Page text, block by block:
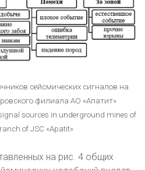
сейсмических сигналов на
филиала АО «Апатит»
sources in underground mines of
of JSC «Apatit»
на рис. 4 общих